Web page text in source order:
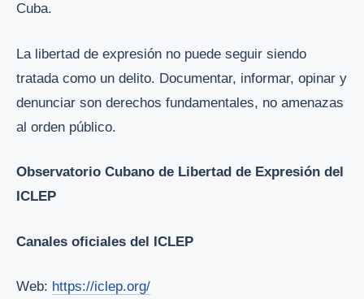
Cuba.
La libertad de expresión no puede seguir siendo
tratada como un delito. Documentar, informar, opinar y
denunciar son derechos fundamentales, no amenazas
al orden público.
Observatorio Cubano de Libertad de Expresión del
ICLEP
Canales oficiales del ICLEP
Web: https://iclep.org/